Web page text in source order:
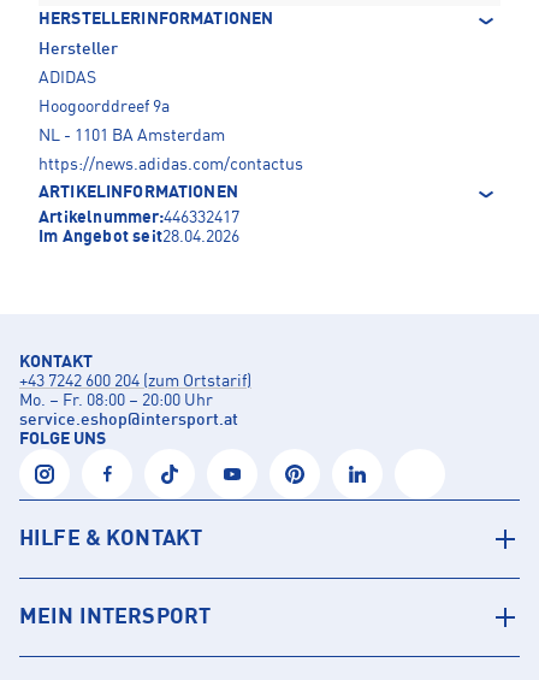
HERSTELLERINFORMATIONEN
Hersteller
ADIDAS
Hoogoorddreef 9a
NL - 1101 BA Amsterdam
https://news.adidas.com/contactus
ARTIKELINFORMATIONEN
Artikelnummer:446332417
Im Angebot seit28.04.2026
KONTAKT
+43 7242 600 204 (zum Ortstarif)
Mo. – Fr. 08:00 – 20:00 Uhr
service.eshop@intersport.at
FOLGE UNS
HILFE & KONTAKT
MEIN INTERSPORT